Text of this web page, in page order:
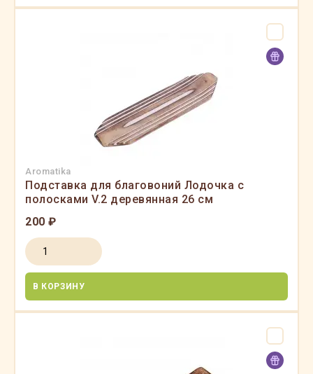
Aromatika
Подставка для благовоний Лодочка с
полосками V.2 деревянная 26 см
200 ₽
В КОРЗИНУ